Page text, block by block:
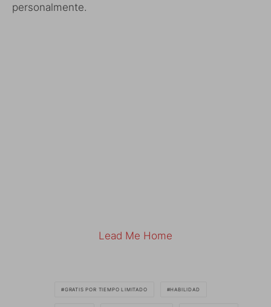
personalmente.
Lead Me Home
GRATIS POR TIEMPO LIMITADO HABILIDAD